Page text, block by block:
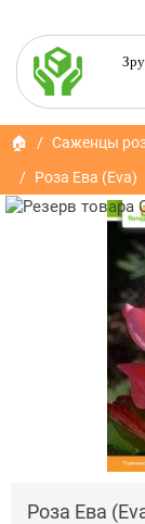
🏠 Саженцы
Роза Ева (Eva)
Роза Ева